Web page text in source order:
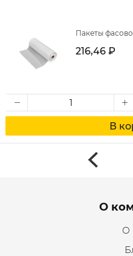
Пакеты
216,46 ₽
В
Menu footer
О
О